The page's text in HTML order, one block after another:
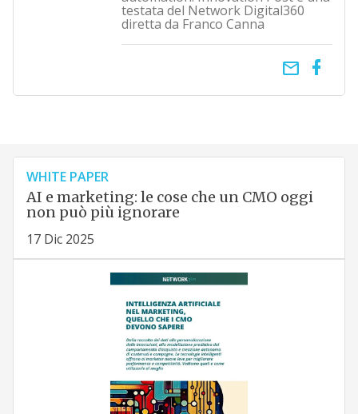
testata del Network Digital360
diretta da Franco Canna
email
WHITE PAPER
AI e marketing: le cose che un CMO oggi
non può più ignorare
17 Dic 2025